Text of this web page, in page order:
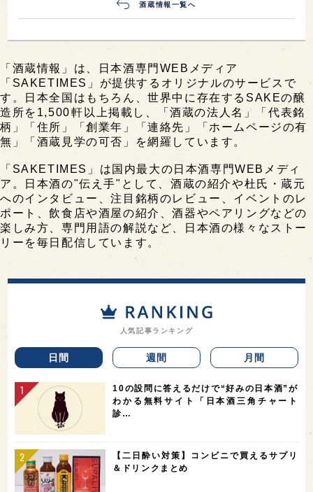
酒蔵情報一覧へ
「酒蔵情報」は、日本酒専門WEBメディア
「SAKETIMES」が提供するオリジナルのサービスで
す。日本全国はもちろん、世界中に存在するSAKEの醸
造所を1,500軒以上掲載し、「酒蔵の法人名」「代表銘
柄」「住所」「創業年」「連絡先」「ホームページの有
無」「酒蔵見学の可否」を網羅しています。
「SAKETIMES」は国内最大の日本酒専門WEBメディ
ア。日本酒の"伝え手"として、酒蔵の紹介や杜氏・蔵元
へのインタビュー、注目銘柄のレビュー、イベントのレ
ポート、飲食店や酒屋の紹介、酒器やペアリングなどの
楽しみ方、専門用語の解説など、日本酒の様々なストー
リーを毎日配信しています。
人気記事ランキング
日間 週間 月間
10の設問に答えるだけで“好みの日本酒”が
わかる無料サイト「日本酒三角チャート
診…
【二日酔い対策】コンビニで買えるサプリ
＆ドリンクまとめ